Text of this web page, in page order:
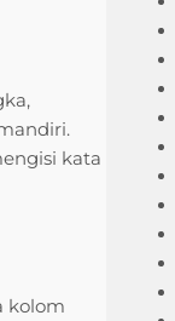
kata
kolom